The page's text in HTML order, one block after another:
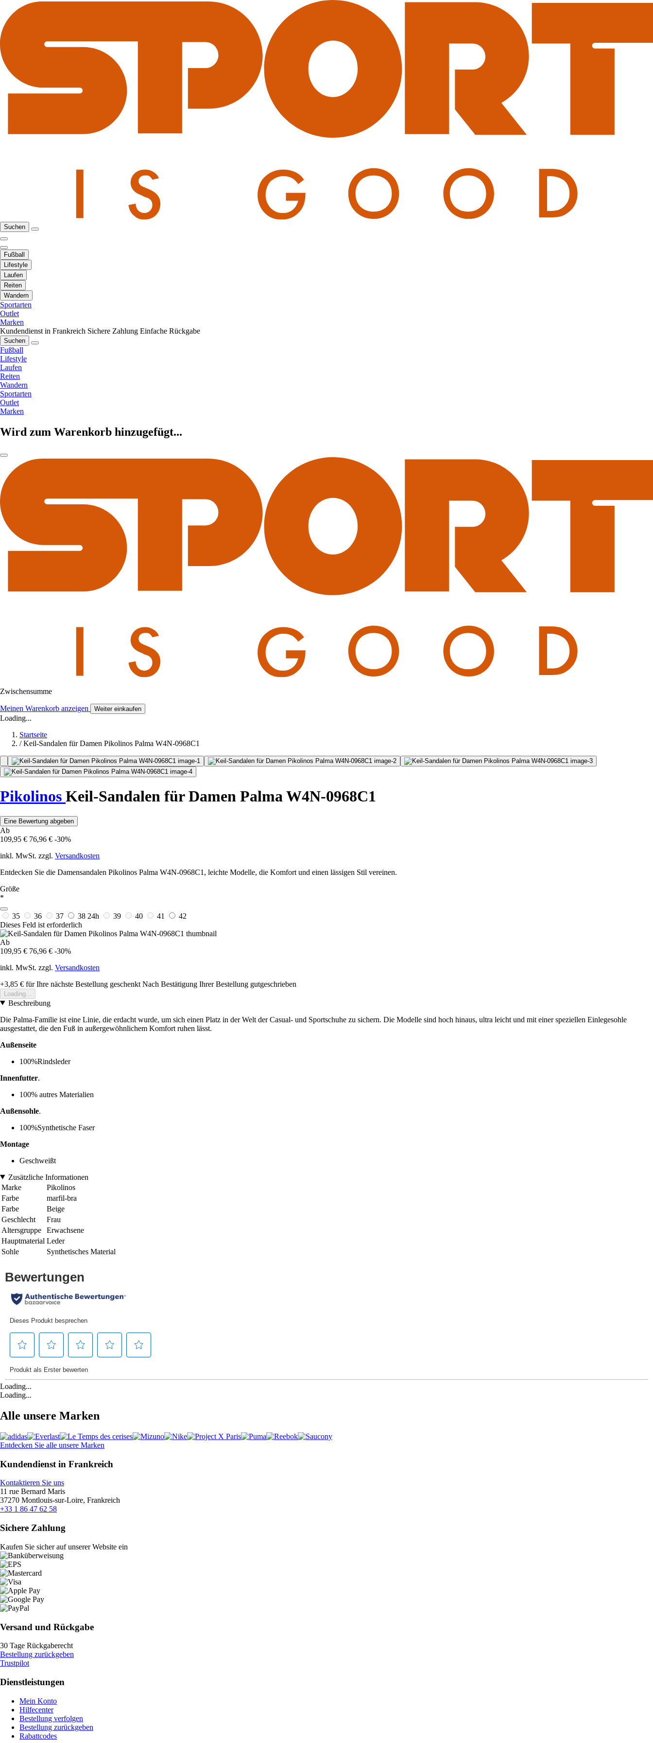
Suchen
Fußball
Lifestyle
Laufen
Reiten
Wandern
Sportarten
Outlet
Marken
Kundendienst in Frankreich Sichere Zahlung Einfache Rückgabe
Suchen
Fußball
Lifestyle
Laufen
Reiten
Wandern
Sportarten
Outlet
Marken
Wird zum Warenkorb hinzugefügt...
Zwischensumme
Meinen Warenkorb anzeigen Weiter einkaufen
Loading...
Startseite
/ Keil-Sandalen für Damen Pikolinos Palma W4N-0968C1
Pikolinos Keil-Sandalen für Damen Palma W4N-0968C1
Eine Bewertung abgeben
Ab
109,95 € 76,96 € -30%
inkl. MwSt. zzgl. Versandkosten
Entdecken Sie die Damensandalen Pikolinos Palma W4N-0968C1, leichte Modelle, die Komfort und einen lässigen Stil vereinen.
Größe
*
35 36 37 38 24h 39 40 41
42
Dieses Feld ist erforderlich
Ab
109,95 € 76,96 € -30%
inkl. MwSt. zzgl. Versandkosten
+3,85 € für Ihre nächste Bestellung geschenkt Nach Bestätigung Ihrer Bestellung gutgeschrieben
Loading...
Beschreibung
Die Palma-Familie ist eine Linie, die erdacht wurde, um sich einen Platz in der Welt der Casual- und Sportschuhe zu sichern. Die Modelle sind hoch hinaus, ultra leicht und mit einer speziellen Einlegesohle
ausgestattet, die den Fuß in außergewöhnlichem Komfort ruhen lässt.
Außenseite
100%Rindsleder
Innenfutter.
100% autres Materialien
Außensohle.
100%Synthetische Faser
Montage
Geschweißt
Zusätzliche Informationen
Marke
Pikolinos
Farbe
marfil-bra
Farbe
Beige
Geschlecht
Frau
Altersgruppe
Erwachsene
Hauptmaterial Leder
Sohle
Synthetisches Material
Loading...
Loading...
Alle unsere Marken
Entdecken Sie alle unsere Marken
Kundendienst in Frankreich
Kontaktieren Sie uns
11 rue Bernard Maris
37270 Montlouis-sur-Loire, Frankreich
+33 1 86 47 62 58
Sichere Zahlung
Kaufen Sie sicher auf unserer Website ein
Versand und Rückgabe
30 Tage Rückgaberecht
Bestellung zurückgeben
Trustpilot
Dienstleistungen
Mein Konto
Hilfecenter
Bestellung verfolgen
Bestellung zurückgeben
Rabattcodes